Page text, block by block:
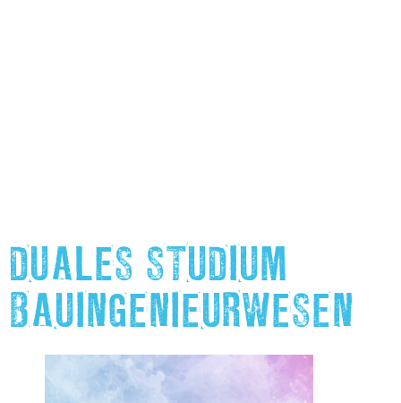
DUALES STUDIUM
BAUINGENIEURWESEN